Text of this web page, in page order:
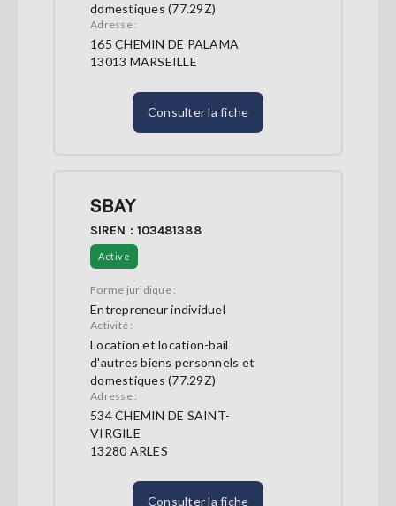
domestiques (77.29Z)
Adresse :
165 CHEMIN DE PALAMA
13013 MARSEILLE
Consulter la fiche
SBAY
SIREN : 103481388
Active
Forme juridique :
Entrepreneur individuel
Activité :
Location et location-bail
d'autres biens personnels et
domestiques (77.29Z)
Adresse :
534 CHEMIN DE SAINT-
VIRGILE
13280 ARLES
Consulter la fiche